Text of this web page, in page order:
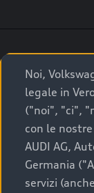
A breve
Audi
che ti
Noi,
legale in
("noi", "ci",
con le
AUDI AG,
Germania
servizi